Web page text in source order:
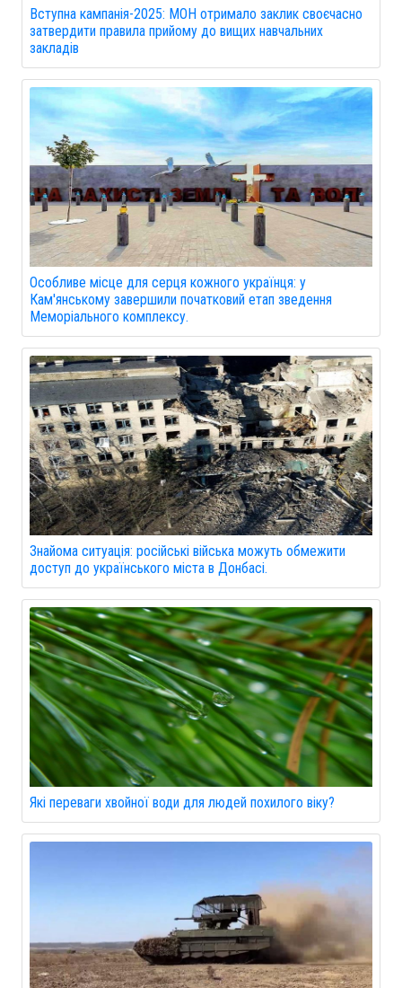
Вступна кампанія-2025: МОН отримало заклик своєчасно
затвердити правила прийому до вищих навчальних
закладів
Особливе місце для серця кожного українця: у
Кам'янському завершили початковий етап зведення
Меморіального комплексу.
Знайома ситуація: російські війська можуть обмежити
доступ до українського міста в Донбасі.
Які переваги хвойної води для людей похилого віку?